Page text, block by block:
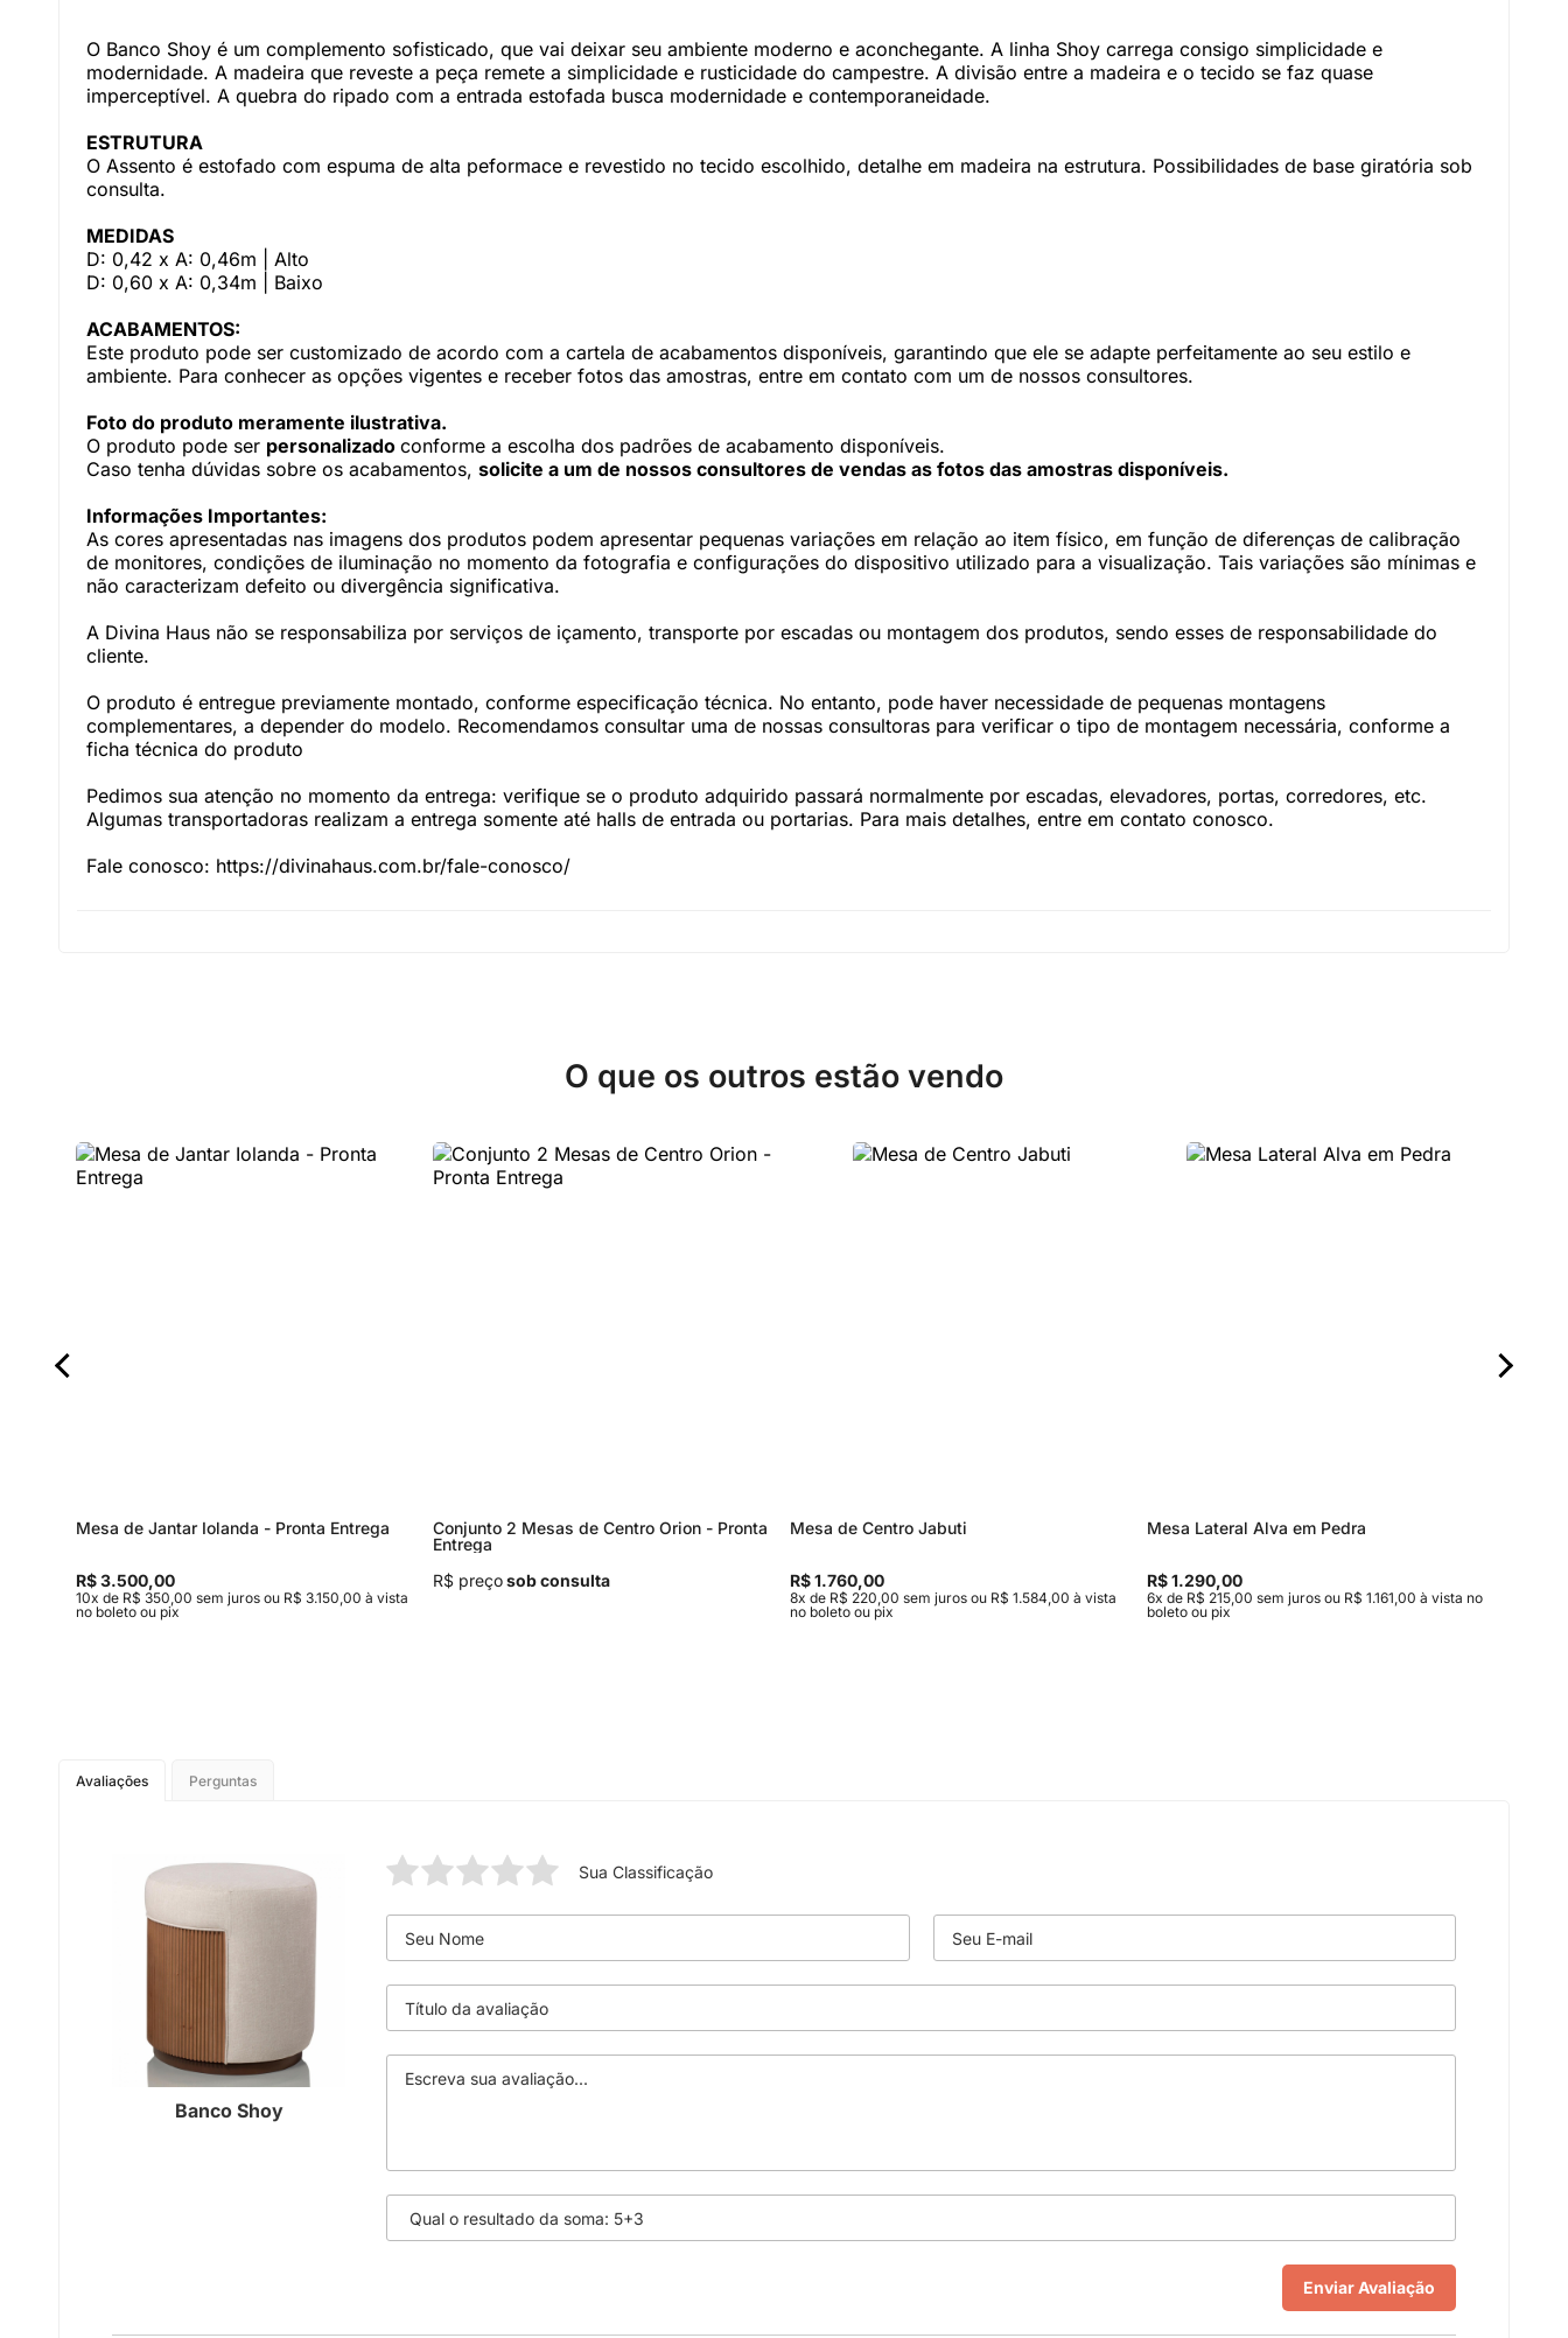
O Banco Shoy é um complemento sofisticado, que vai deixar seu ambiente moderno e aconchegante. A linha Shoy carrega consigo simplicidade e
modernidade. A madeira que reveste a peça remete a simplicidade e rusticidade do campestre. A divisão entre a madeira e o tecido se faz quase
imperceptível. A quebra do ripado com a entrada estofada busca modernidade e contemporaneidade.
ESTRUTURA
O Assento é estofado com espuma de alta peformace e revestido no tecido escolhido, detalhe em madeira na estrutura. Possibilidades de base giratória sob
consulta.
MEDIDAS
D: 0,42 x A: 0,46m | Alto
D: 0,60 x A: 0,34m | Baixo
ACABAMENTOS:
Este produto pode ser customizado de acordo com a cartela de acabamentos disponíveis, garantindo que ele se adapte perfeitamente ao seu estilo e
ambiente. Para conhecer as opções vigentes e receber fotos das amostras, entre em contato com um de nossos consultores.
Foto do produto meramente ilustrativa.
O produto pode ser personalizado conforme a escolha dos padrões de acabamento disponíveis.
Caso tenha dúvidas sobre os acabamentos, solicite a um de nossos consultores de vendas as fotos das amostras disponíveis.
Informações Importantes:
As cores apresentadas nas imagens dos produtos podem apresentar pequenas variações em relação ao item físico, em função de diferenças de calibração
de monitores, condições de iluminação no momento da fotografia e configurações do dispositivo utilizado para a visualização. Tais variações são mínimas e
não caracterizam defeito ou divergência significativa.
A Divina Haus não se responsabiliza por serviços de içamento, transporte por escadas ou montagem dos produtos, sendo esses de responsabilidade do
cliente.
O produto é entregue previamente montado, conforme especificação técnica. No entanto, pode haver necessidade de pequenas montagens
complementares, a depender do modelo. Recomendamos consultar uma de nossas consultoras para verificar o tipo de montagem necessária, conforme a
ficha técnica do produto
Pedimos sua atenção no momento da entrega: verifique se o produto adquirido passará normalmente por escadas, elevadores, portas, corredores, etc.
Algumas transportadoras realizam a entrega somente até halls de entrada ou portarias. Para mais detalhes, entre em contato conosco.
Fale conosco: https://divinahaus.com.br/fale-conosco/
O que os outros estão vendo
Mesa de Jantar Iolanda - Pronta Entrega
R$ 3.500,00
10x de R$ 350,00 sem juros ou R$ 3.150,00 à vista
no boleto ou pix
Conjunto 2 Mesas de Centro Orion - Pronta
Entrega
R$ preçosob consulta
Mesa de Centro Jabuti
R$ 1.760,00
8x de R$ 220,00 sem juros ou R$ 1.584,00 à vista
no boleto ou pix
Mesa Lateral Alva em Pedra
R$ 1.290,00
6x de R$ 215,00 sem juros ou R$ 1.161,00 à vista no
boleto ou pix
Avaliações Perguntas
Banco Shoy
Sua Classificação